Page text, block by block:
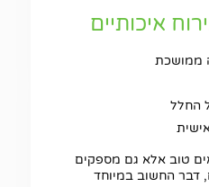
איכותיים
ממושכת
החלל
טוב אלא גם מספקים
דבר החשוב במיוחד